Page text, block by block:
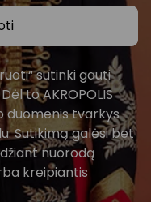
sutinki gauti
to AKROPOLIS
duomenis tvarkys
Sutikimą galėsi bet
nuorodą
kreipiantis